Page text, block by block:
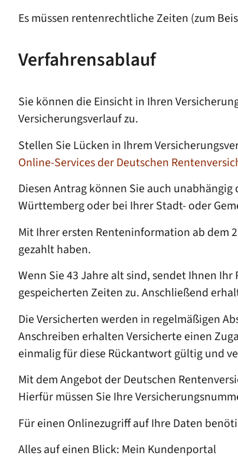
Es müssen rentenrechtliche Zeiten (zum
Verfahrensablauf
Sie können die Einsicht in Ihren
Versicherungsverlauf zu.
Stellen Sie Lücken in Ihrem
Online-Services der Deutschen
Diesen Antrag können Sie auch
Württemberg oder bei Ihrer Stadt- oder
Mit Ihrer ersten Renteninformation ab dem
gezahlt haben.
Wenn Sie 43 Jahre alt sind, sendet Ihnen
gespeicherten Zeiten zu. Anschließend
Die Versicherten werden in regelmäßigen
Anschreiben erhalten Versicherte einen
einmalig für diese Rückantwort gültig und
Mit dem Angebot der Deutschen
Hierfür müssen Sie Ihre
Für einen Onlinezugriff auf Ihre Daten
Alles auf einen Blick: Mein Kundenportal